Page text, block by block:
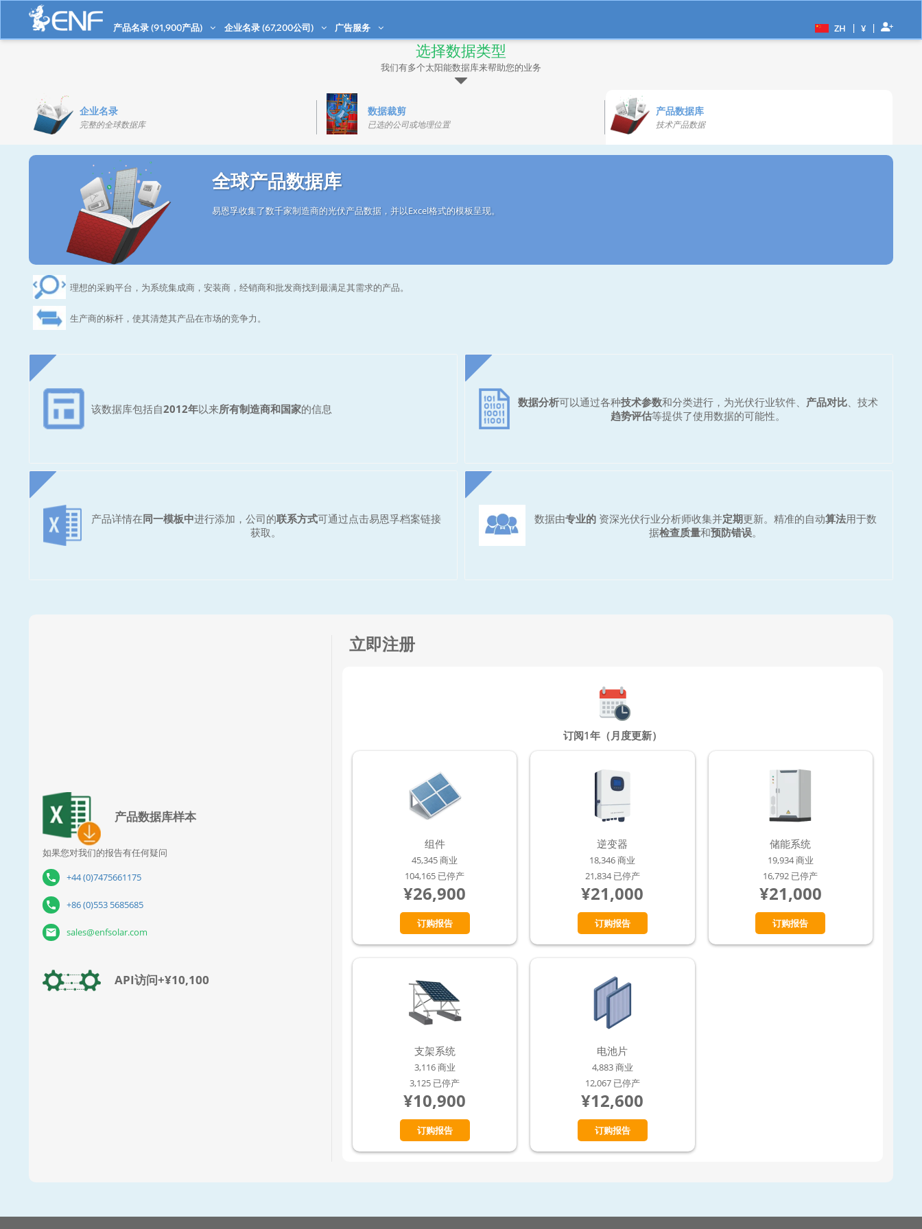
产品名录 (91,900产品) 企业名录 (67,200公司) 广告服务 ZH | ¥ |
选择数据类型
我们有多个太阳能数据库来帮助您的业务
企业名录
完整的全球数据库
数据裁剪
已选的公司或地理位置
产品数据库
技术产品数据
全球产品数据库
易恩孚收集了数千家制造商的光伏产品数据，并以Excel格式的模板呈现。
理想的采购平台，为系统集成商，安装商，经销商和批发商找到最满足其需求的产品。
生产商的标杆，使其清楚其产品在市场的竞争力。
该数据库包括自2012年以来所有制造商和国家的信息 数据分析可以通过各种技术参数和分类进行，为光伏行业软件、 产品对比、技术
趋势评估等提供了使用数据的可能性。
产品详情在同一模板中进行添加，公司的联系方式可通过点击易恩孚档案链接
获取。
数据由专业的 资深光伏行业分析师收集并定期更新。精准的自动算法用于数
据检查质量和预防错误。
产品数据库样本
如果您对我们的报告有任何疑问
+44 (0)7475661175
+86 (0)553 5685685
sales@enfsolar.com
API访问+¥10,100
立即注册
订阅1年（月度更新）
组件
45,345 商业
104,165 已停产
¥26,900
订购报告
逆变器
18,346 商业
21,834 已停产
¥21,000
订购报告
储能系统
19,934 商业
16,792 已停产
¥21,000
订购报告
支架系统
3,116 商业
3,125 已停产
¥10,900
订购报告
电池片
4,883 商业
12,067 已停产
¥12,600
订购报告